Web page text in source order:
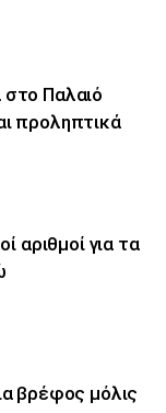
Παλαιό
προληπτικά
αριθμοί για τα
βρέφος μόλις